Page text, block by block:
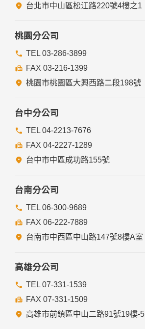
台北市中山區松江路220號4樓之1
桃園分公司
TEL 03-286-3899
FAX 03-216-1399
桃園市桃園區大興西路二段198號
台中分公司
TEL 04-2213-7676
FAX 04-2227-1289
台中市中區成功路155號
台南分公司
TEL 06-300-9689
FAX 06-222-7889
台南市中西區中山路147號8樓A室
高雄分公司
TEL 07-331-1539
FAX 07-331-1509
高雄市前鎮區中山二路91號19樓-5